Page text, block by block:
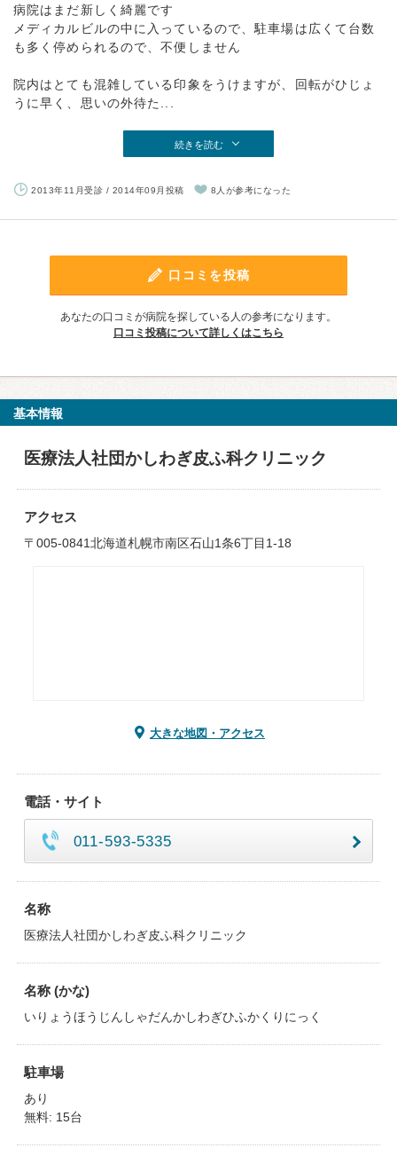
病院はまだ新しく綺麗です
メディカルビルの中に入っているので、駐車場は広くて台数
も多く停められるので、不便しません
院内はとても混雑している印象をうけますが、回転がひじょ
うに早く、思いの外待た...
続きを読む
2013年11月受診 / 2014年09月投稿 8人が参考になった
口コミを投稿
あなたの口コミが病院を探している人の参考になります。
口コミ投稿について詳しくはこちら
基本情報
医療法人社団かしわぎ皮ふ科クリニック
アクセス
〒005-0841北海道札幌市南区石山1条6丁目1-18
大きな地図・アクセス
電話・サイト
011-593-5335
名称
医療法人社団かしわぎ皮ふ科クリニック
名称 (かな)
いりょうほうじんしゃだんかしわぎひふかくりにっく
駐車場
あり
無料: 15台